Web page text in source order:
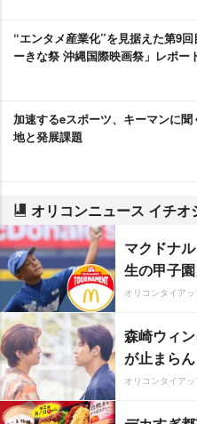
“エンタメ産業化”を見据えた第9
ーきな祭 沖縄国際映画祭」レポー
加速するeスポーツ、キーマンに
地と発展課題
オリコンニュース イチオ
マクドナ
生の甲子園
オリコンタイア
森崎ウィ
が止まらん
オリコンタイア